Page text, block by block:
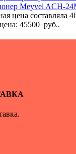
Meyvel ACH-
цена составляла
45500 руб..